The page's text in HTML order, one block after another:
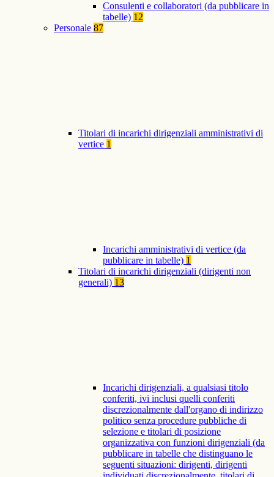
Consulenti e collaboratori (da pubblicare in
tabelle) 12
Personale 87
Titolari di incarichi dirigenziali amministrativi di
vertice 1
Incarichi amministrativi di vertice (da
pubblicare in tabelle) 1
Titolari di incarichi dirigenziali (dirigenti non
generali) 13
Incarichi dirigenziali, a qualsiasi titolo
conferiti, ivi inclusi quelli conferiti
discrezionalmente dall'organo di indirizzo
politico senza procedure pubbliche di
selezione e titolari di posizione
organizzativa con funzioni dirigenziali (da
pubblicare in tabelle che distinguano le
seguenti situazioni: dirigenti, dirigenti